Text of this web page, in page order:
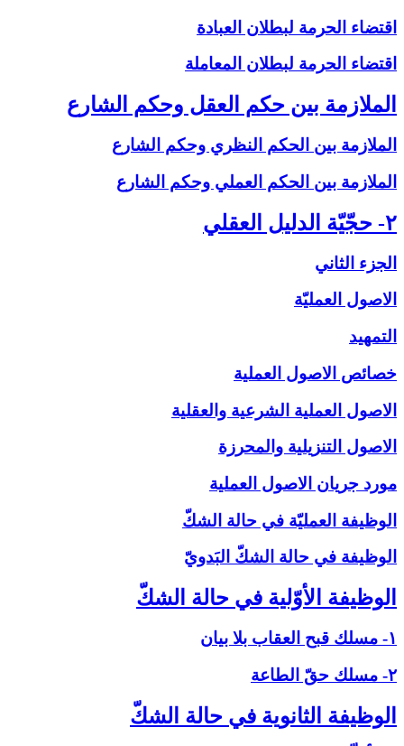
اقتضاء الحرمة لبطلان العبادة
اقتضاء الحرمة لبطلان المعاملة
الملازمة بين حكم العقل وحكم الشارع‏
الملازمة بين الحكم النظري وحكم الشارع
الملازمة بين الحكم العملي وحكم الشارع
۲- حجّيّة الدليل العقلي‏
الجزء الثاني
الاصول العمليّة
التمهيد
خصائص الاصول العملية
الاصول العملية الشرعية والعقلية
الاصول التنزيلية والمحرزة
مورد جريان الاصول العملية
الوظيفة العمليّة في حالة الشكّ‏
الوظيفة في حالة الشكّ البَدويّ
الوظيفة الأوّلية في حالة الشكّ‏
۱- مسلك قبح العقاب بلا بيان
۲- مسلك حقّ الطاعة
الوظيفة الثانوية في حالة الشكّ‏